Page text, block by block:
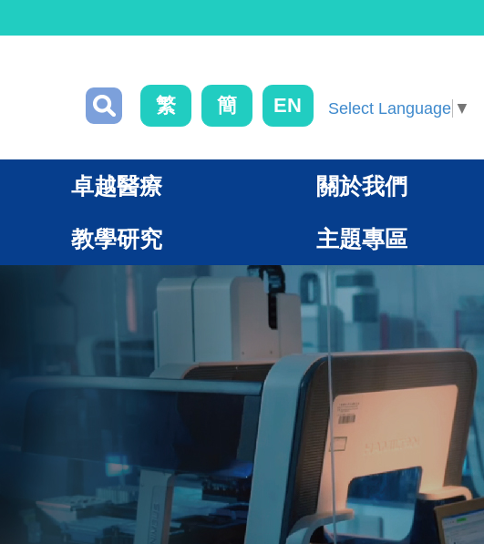
繁 簡 EN Select Language ▼
卓越醫療 關於我們
教學研究 主題專區